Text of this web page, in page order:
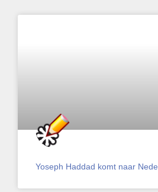
Yoseph Haddad komt naar